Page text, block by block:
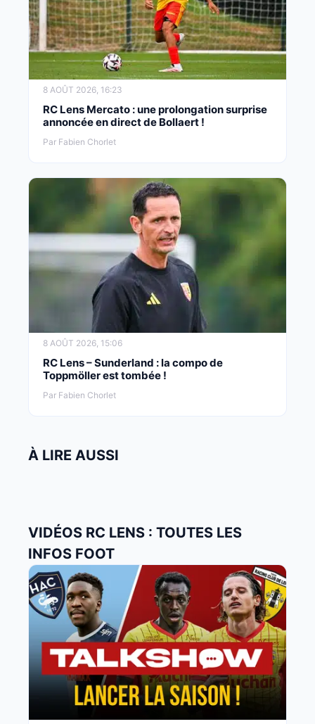
8 AOÛT 2026, 16:23
RC Lens Mercato : une prolongation surprise
annoncée en direct de Bollaert !
Par Fabien Chorlet
8 AOÛT 2026, 15:06
RC Lens – Sunderland : la compo de
Toppmöller est tombée !
Par Fabien Chorlet
À LIRE AUSSI
VIDÉOS RC LENS : TOUTES LES
INFOS FOOT